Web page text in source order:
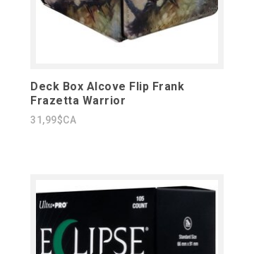
Deck Box Alcove Flip Frank
Frazetta Warrior
31,99$CA